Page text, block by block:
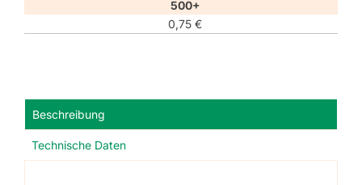
500+
0,75 €
Beschreibung
Technische Daten